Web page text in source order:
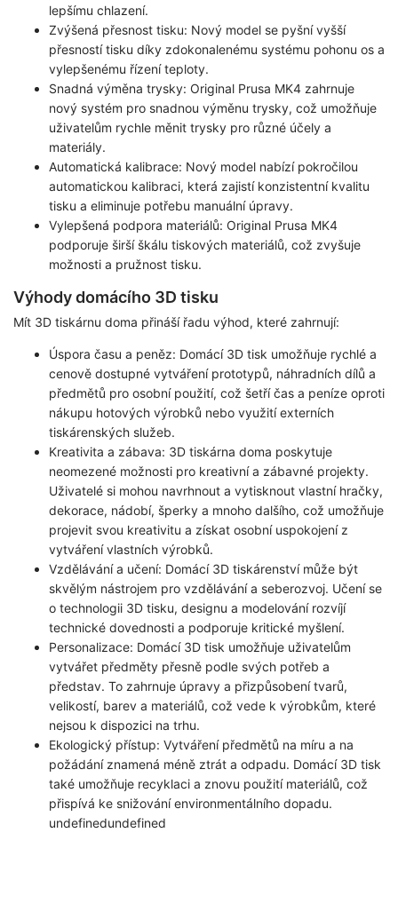
lepšímu chlazení.
Zvýšená přesnost tisku: Nový model se pyšní vyšší
přesností tisku díky zdokonalenému systému pohonu os a
vylepšenému řízení teploty.
Snadná výměna trysky: Original Prusa MK4 zahrnuje
nový systém pro snadnou výměnu trysky, což umožňuje
uživatelům rychle měnit trysky pro různé účely a
materiály.
Automatická kalibrace: Nový model nabízí pokročilou
automatickou kalibraci, která zajistí konzistentní kvalitu
tisku a eliminuje potřebu manuální úpravy.
Vylepšená podpora materiálů: Original Prusa MK4
podporuje širší škálu tiskových materiálů, což zvyšuje
možnosti a pružnost tisku.
Výhody domácího 3D tisku
Mít 3D tiskárnu doma přináší řadu výhod, které zahrnují:
Úspora času a peněz: Domácí 3D tisk umožňuje rychlé a
cenově dostupné vytváření prototypů, náhradních dílů a
předmětů pro osobní použití, což šetří čas a peníze oproti
nákupu hotových výrobků nebo využití externích
tiskárenských služeb.
Kreativita a zábava: 3D tiskárna doma poskytuje
neomezené možnosti pro kreativní a zábavné projekty.
Uživatelé si mohou navrhnout a vytisknout vlastní hračky,
dekorace, nádobí, šperky a mnoho dalšího, což umožňuje
projevit svou kreativitu a získat osobní uspokojení z
vytváření vlastních výrobků.
Vzdělávání a učení: Domácí 3D tiskárenství může být
skvělým nástrojem pro vzdělávání a seberozvoj. Učení se
o technologii 3D tisku, designu a modelování rozvíjí
technické dovednosti a podporuje kritické myšlení.
Personalizace: Domácí 3D tisk umožňuje uživatelům
vytvářet předměty přesně podle svých potřeb a
představ. To zahrnuje úpravy a přizpůsobení tvarů,
velikostí, barev a materiálů, což vede k výrobkům, které
nejsou k dispozici na trhu.
Ekologický přístup: Vytváření předmětů na míru a na
požádání znamená méně ztrát a odpadu. Domácí 3D tisk
také umožňuje recyklaci a znovu použití materiálů, což
přispívá ke snižování environmentálního dopadu.
undefinedundefined